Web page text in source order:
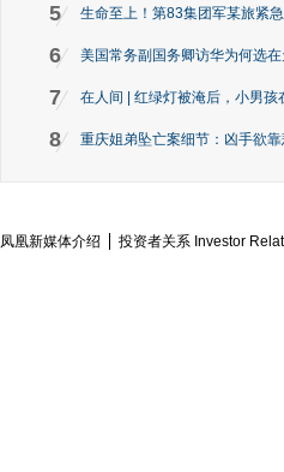
5 生命至上！第83集团军某旅紧
6 美国常务副国务卿访华为何选
7 在人间 | 红绿灯被淹后，小男
8 重庆姐弟坠亡案细节：凶手欲
凤凰新媒体介绍 投资者关系 Investor